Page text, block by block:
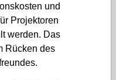
und
Projektoren
werden. Das
Rücken des